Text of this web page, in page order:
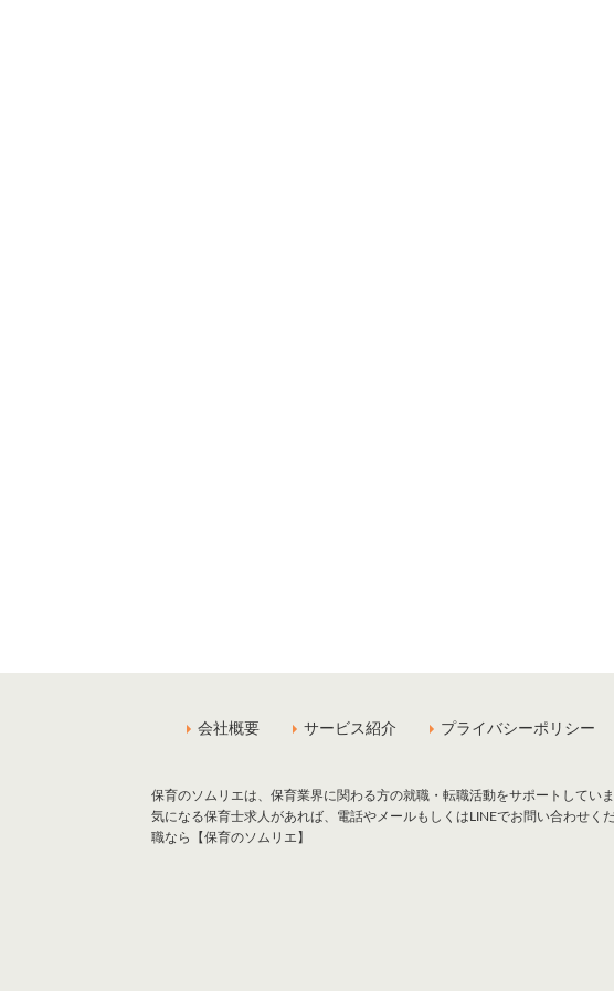
会社概要 サービス紹介 プライバシーポリシー
保育のソムリエは、保育業界に関わる方の就職・転職活動をサポートしていま
気になる保育士求人があれば、電話やメールもしくはLINEでお問い合わせ
職なら【保育のソムリエ】